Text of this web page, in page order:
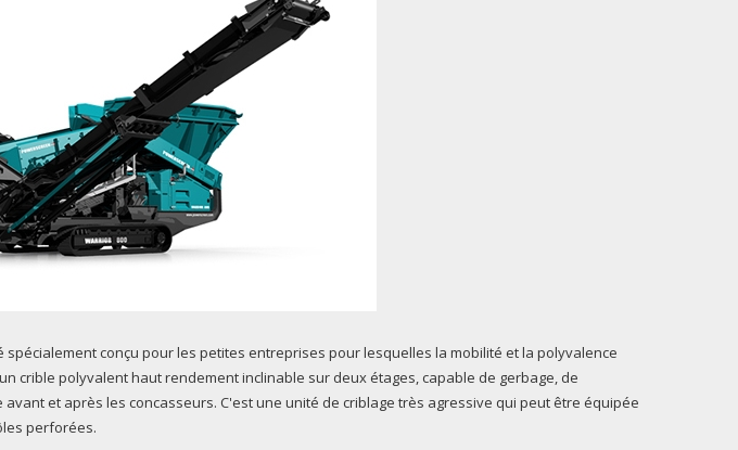
spécialement conçu pour les petites entreprises pour lesquelles la mobilité et la polyvalence
crible polyvalent haut rendement inclinable sur deux étages, capable de gerbage, de
et après les concasseurs. C'est une unité de criblage très agressive qui peut être équipée
perforées.